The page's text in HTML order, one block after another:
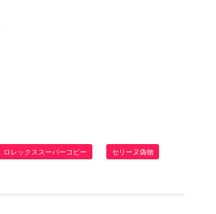
ロレックススーパーコピー セリーヌ偽物